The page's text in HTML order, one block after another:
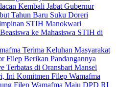
Kembali Jabat Gubernur
Tahun Baru Suku Doreri
STIH Manokwari
ke Mahasiswa STIH di
Terima Keluhan Masyarakat
Filep Berikan Pandangannya
Terbatas di Oransbari Mansel
Ini Komitmen Filep Wamafma
Filep Wamafma Maju DPD RI